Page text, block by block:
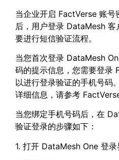
当企业开启 FactVerse 账号
后，用户登录 DataMesh
要进行短信验证流程。
当您首次登录 DataMesh
码的提示信息，您需要登录
以进行登录验证的手机号码
详细信息，请参考
当您绑定手机号码后，在
验证登录的步骤如下：
1. 打开 DataMesh One 登录